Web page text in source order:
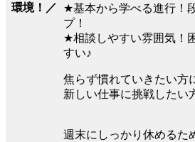
環境！／
★基本から学べる進行！
プ！
★相談しやすい雰囲気！
すい♪
焦らず慣れていきたい方
新しい仕事に挑戦したい
週末にしっかり休めるた